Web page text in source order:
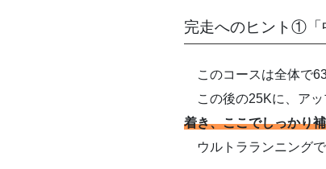
完走へのヒント①「
このコースは全体で
この後の25Kに、アッ
着き、ここでしっかり
ウルトラランニング